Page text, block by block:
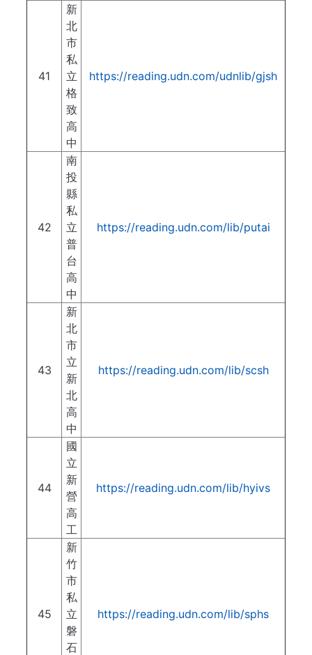
41
新
北
市
私
立
格
致
高
中
https://reading.udn.com/udnlib/gjsh
42
南
投
縣
私
立
普
台
高
中
https://reading.udn.com/lib/putai
43
新
北
市
立
新
北
高
中
https://reading.udn.com/lib/scsh
44
國
立
新
營
高
工
https://reading.udn.com/lib/hyivs
45
新
竹
市
私
立
磐
石
https://reading.udn.com/lib/sphs